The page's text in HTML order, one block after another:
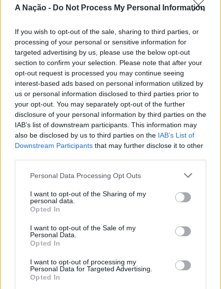
A Nação - Do Not Process My Personal Information
If you wish to opt-out of the sale, sharing to third parties, or
processing of your personal or sensitive information for
targeted advertising by us, please use the below opt-out
section to confirm your selection. Please note that after your
opt-out request is processed you may continue seeing
interest-based ads based on personal information utilized by
us or personal information disclosed to third parties prior to
your opt-out. You may separately opt-out of the further
disclosure of your personal information by third parties on the
IAB’s list of downstream participants. This information may
also be disclosed by us to third parties on the IAB’s List of
Downstream Participants that may further disclose it to other
Personal Data Processing Opt Outs
I want to opt-out of the Sharing of my
personal data.
Opted In
I want to opt-out of the Sale of my
Personal Data.
Opted In
I want to opt-out of processing my
Personal Data for Targeted Advertising.
Opted In
ATUALIDADE 4 anos atrás
das “Conversas na Bolsa”
ARTIGOS RECENTES
“Millennium Estoril Open 2026” regressou ao circuito ATP
com vitória do francês Luca Van Assche
Castelo Branco: “Bienal Internacional de Artes e Ofícios”
promete afirmar artesanato, património e inovação como
município português
Covilhã: Especialista aponta investimento estrangeiro e
valorização imobiliária como motores do crescimento da
Beira Interior
Rio de Janeiro: Governo do Estado propõe parceria com a
FUNCEX para “reforçar inteligência sobre comércio
exterior”